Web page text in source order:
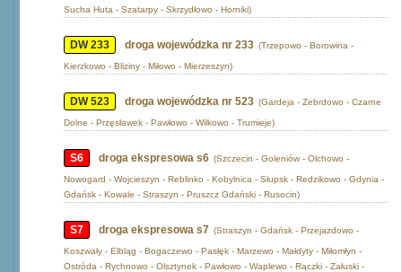
Sucha Huta - Szatarpy - Skrzydłowo - Horniki)
DW 233 droga wojewódzka nr 233 (Trzepowo - Borowina -
Kierzkowo - Bliziny - Miłowo - Mierzeszyn)
DW 523 droga wojewódzka nr 523 (Gardeja - Zebrdowo - Czarne
Dolne - Przęsławek - Pawłowo - Wilkowo - Trumieje)
S6 droga ekspresowa s6 (Szczecin - Goleniów - Olchowo -
Nowogard - Wojcieszyn - Reblinko - Kobylnica - Słupsk - Redzikowo - Gdynia -
Gdańsk - Kowale - Straszyn - Pruszcz Gdański - Rusocin)
S7 droga ekspresowa s7 (Straszyn - Gdańsk - Przejazdowo -
Koszwały - Elbląg - Bogaczewo - Pasłęk - Marzewo - Małdyty - Miłomłyn -
Ostróda - Rychnowo - Olsztynek - Pawłowo - Waplewo - Rączki - Załuski -